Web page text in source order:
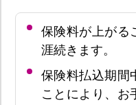
保険料が上がる
涯続きます。
保険料払込期間
ことにより、お